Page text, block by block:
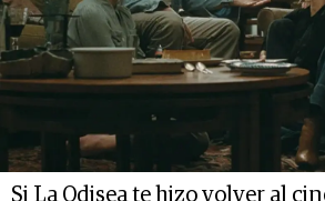
Si La Odisea te hizo volver al